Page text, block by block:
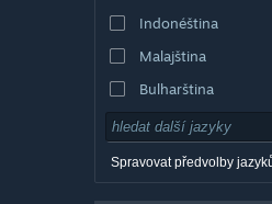
Indonéština
Malajština
Bulharština
Dánština
Němčina
Spravovat předvolby